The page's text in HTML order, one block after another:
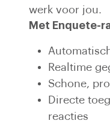
werk voor jou.
Met Enquete-
Realtime
Schone,
Directe
reacties